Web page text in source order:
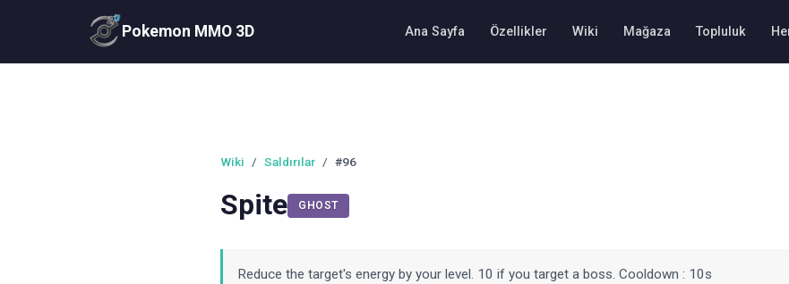
Pokemon MMO 3D Ana Sayfa Özellikler Wiki Mağaza Topluluk
Wiki / Saldırılar / #96
Spite GHOST
Reduce the target's energy by your level. 10 if you target a boss. Cooldown : 10s